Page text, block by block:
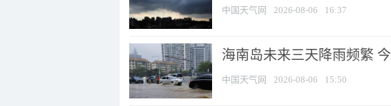
中国天气网 2026-08-06 16:37
海南岛未来三天降雨频繁
中国天气网 2026-08-06 15:50